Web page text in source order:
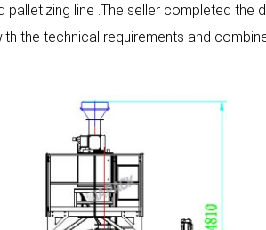
line .The seller completed the
the technical requirements and